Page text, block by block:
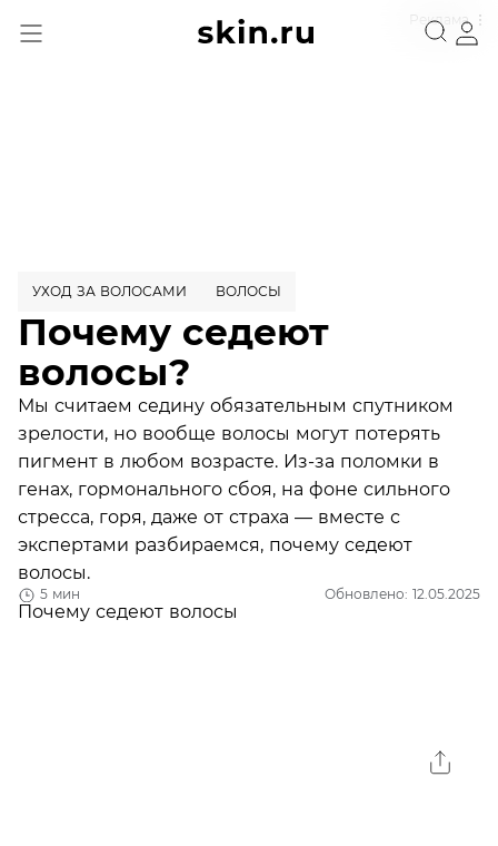
Реклама
5 мин Обновлено: 12.05.2025
УХОД ЗА ВОЛОСАМИ ВОЛОСЫ
Почему седеют
волосы?
Мы считаем седину обязательным спутником
зрелости, но вообще волосы могут потерять
пигмент в любом возрасте. Из-за поломки в
генах, гормонального сбоя, на фоне сильного
стресса, горя, даже от страха — вместе с
экспертами разбираемся, почему седеют
волосы.